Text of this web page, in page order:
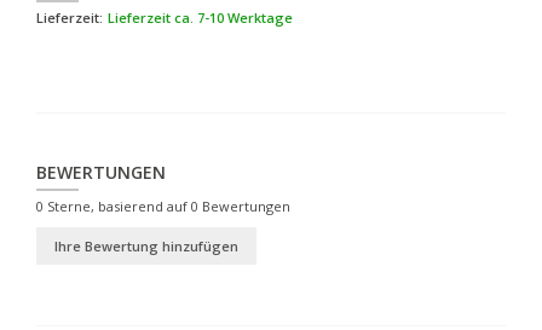
Lieferzeit: Lieferzeit ca. 7-10 Werktage
BEWERTUNGEN
0 Sterne, basierend auf 0 Bewertungen
Ihre Bewertung hinzufügen